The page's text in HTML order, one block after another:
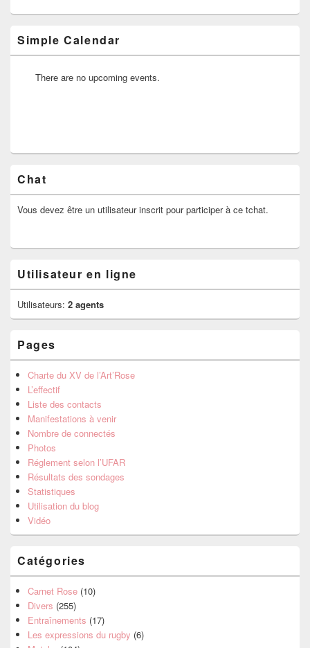
barre
Simple Calendar
There are no upcoming events.
Chat
Vous devez être un utilisateur inscrit pour participer à ce tchat.
Utilisateur en ligne
Utilisateurs: 2 agents
Pages
Charte du XV de l’Art’Rose
L’effectif
Liste des contacts
Manifestations à venir
Nombre de connectés
Photos
Réglement selon l’UFAR
Résultats des sondages
Statistiques
Utilisation du blog
Vidéo
Catégories
Carnet Rose (10)
Divers (255)
Entraînements (17)
Les expressions du rugby (6)